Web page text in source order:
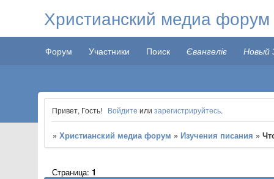
Христианский медиа форум
Форум Участники Поиск Євангеліє Новый
Привет, Гость! Войдите или зарегистрируйтесь.
»Христианский медиа форум » Изучения писания »
Страница:1